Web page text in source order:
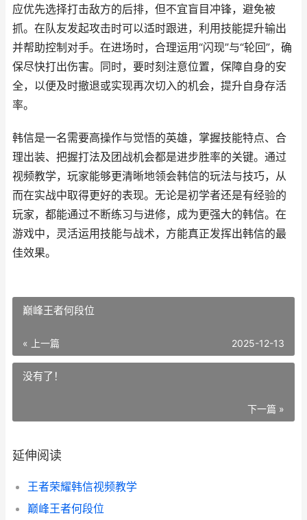
应优先选择打击敌方的后排，但不宜盲目冲锋，避免被
抓。在队友发起攻击时可以适时跟进，利用技能提升输出
并帮助控制对手。在进场时，合理运用“闪现”与“轮回”，确
保尽快打出伤害。同时，要时刻注意位置，保障自身的安
全，以便及时撤退或实现再次切入的机会，提升自身存活
率。
韩信是一名需要高操作与觉悟的英雄，掌握技能特点、合
理出装、把握打法及团战机会都是进步胜率的关键。通过
视频教学，玩家能够更清晰地领会韩信的玩法与技巧，从
而在实战中取得更好的表现。无论是初学者还是有经验的
玩家，都能通过不断练习与进修，成为更强大的韩信。在
游戏中，灵活运用技能与战术，方能真正发挥出韩信的最
佳效果。
巅峰王者何段位
« 上一篇 2025-12-13
没有了！
下一篇 »
延伸阅读
王者荣耀韩信视频教学
巅峰王者何段位